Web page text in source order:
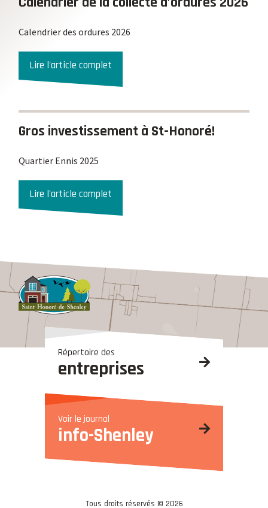
Calendrier des ordures 2026
Lire l'article complet
Gros investissement à St-Honoré!
Quartier Ennis 2025
Lire l'article complet
Répertoire des
entreprises
Voir le journal
info-Shenley
Tous droits réservés © 2026